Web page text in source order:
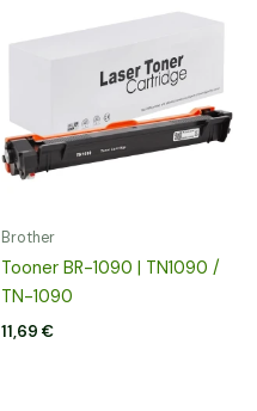
Brother
Tooner BR-1090 | TN1090 /
TN-1090
11,69 €